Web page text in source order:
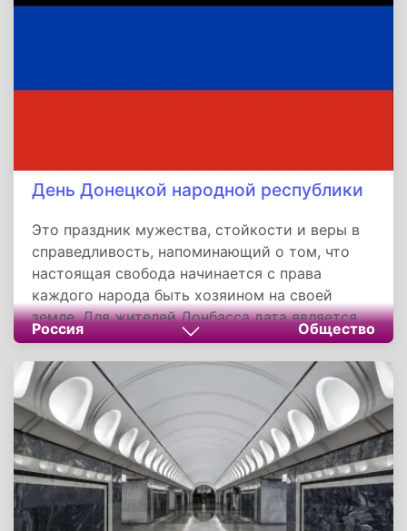
тёплыми лучами безмятежно и безопасно
День Донецкой народной республики
Это праздник мужества, стойкости и веры в
справедливость, напоминающий о том, что
настоящая свобода начинается с права
каждого народа быть хозяином на своей
земле. Для жителей Донбасса дата является
точкой отсчёта построения собственной
государственности, символом воли народа,
который не смирился с навязываемыми извне
порядками и отстоял право говорить на
родном языке, чтить свою историю и
определять свою судьбу.
Россия Общество